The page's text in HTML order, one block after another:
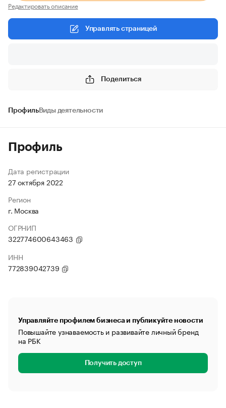
Редактировать описание
Управлять страницей
Поделиться
ПрофильВиды деятельности
Профиль
Дата регистрации
27 октября 2022
Регион
г. Москва
ОГРНИП
322774600643463
ИНН
772839042739
Управляйте профилем бизнеса и публикуйте новости
Повышайте узнаваемость и развивайте личный бренд
на РБК
Получить доступ